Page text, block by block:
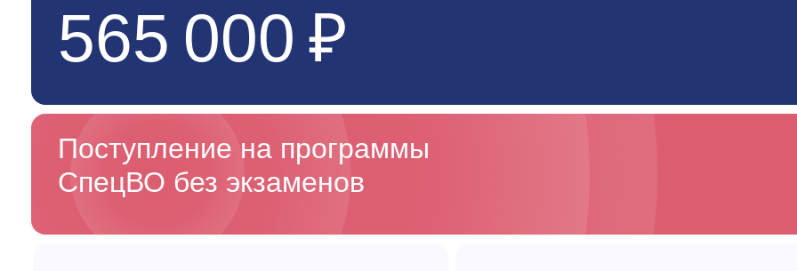
565 000 ₽
Поступление на программы
СпецВО без экзаменов